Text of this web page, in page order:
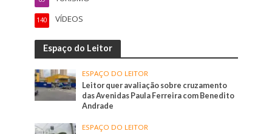
VÍDEOS
140
Espaço do Leitor
ESPAÇO DO LEITOR
Leitor quer avaliação sobre cruzamento
das Avenidas Paula Ferreira com Benedito
Andrade
ESPAÇO DO LEITOR